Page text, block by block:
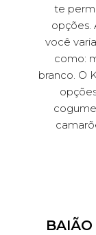
te
opções.
você
como:
branco. O
BAIÃO